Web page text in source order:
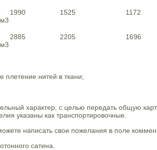
м3
1990 1525 1172
м3
2885 2205 1696
плетение нитей в ткани;
характер, с целью передать общую
указаны как транспортировочные.
написать свои пожелания в поле
сатина.